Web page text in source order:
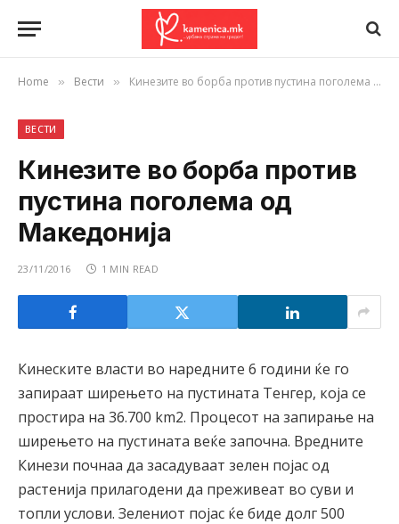
Home » Вести » Кинезите во борба против пустина поголема од Македонија
ВЕСТИ
Кинезите во борба против
пустина поголема од
Македонија
23/11/2016 1 MIN READ
Кинеските власти во наредните 6 години ќе го
запираат ширењето на пустината Тенгер, која се
простира на 36.700 km2. Процесот на запирање на
ширењето на пустината веќе започна. Вредните
Кинези почнаа да засадуваат зелен појас од
растенија прилагодени да преживеат во суви и
топли услови. Зелениот појас ќе биде долг 500